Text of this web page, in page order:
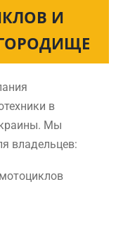
И
в
Мы
владельцев: